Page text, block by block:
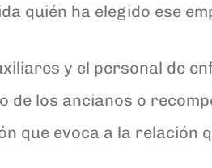
quién ha elegido ese
y el personal de
de los ancianos o
que evoca a la relación